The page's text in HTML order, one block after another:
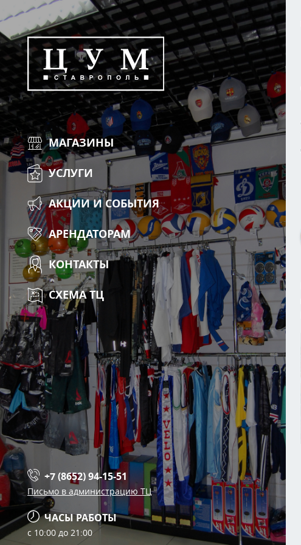
МАГАЗИНЫ
УСЛУГИ
АКЦИИ И СОБЫТИЯ
АРЕНДАТОРАМ
КОНТАКТЫ
СХЕМА ТЦ
+7 (8652) 94-15-51
Письмо в администрацию ТЦ
ЧАСЫ РАБОТЫ
с 10:00 до 21:00